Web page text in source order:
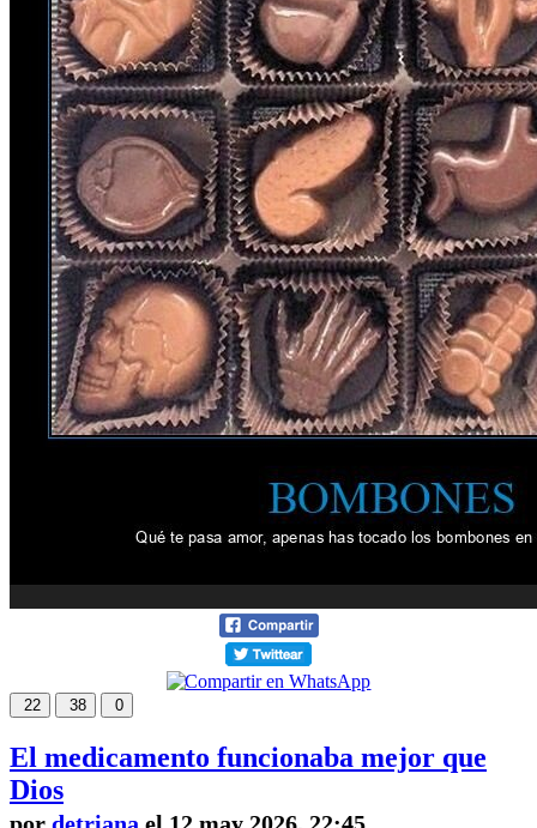
22 38 0
El medicamento funcionaba mejor que
Dios
por detriana el 12 may 2026, 22:45